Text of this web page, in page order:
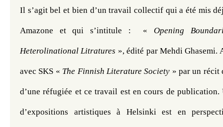
Il s’agit bel et bien d’un travail collectif qui a été mis
Amazone et qui s’intitule : « Opening
Heterolinational Litratures », édité par Mehdi Ghasemi.
avec SKS « The Finnish Literature Society » par un récit
d’une réfugiée et ce travail est en cours de publication.
d’expositions artistiques à Helsinki est en